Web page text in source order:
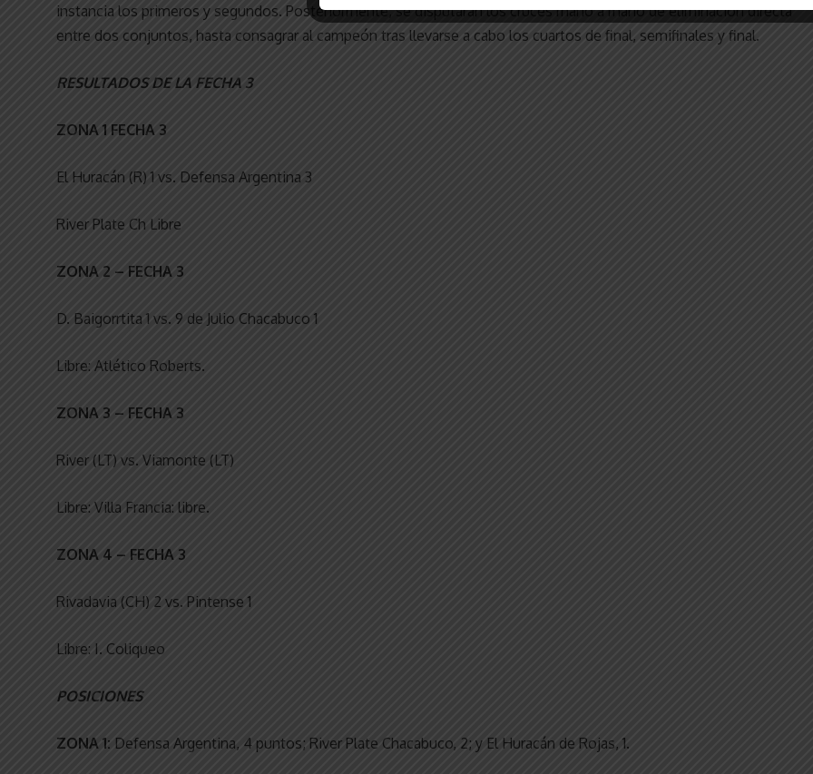
instancia los primeros y segundos. Posteriormente, se disputarán los cruces mano a mano de eliminación directa
entre dos conjuntos, hasta consagrar al campeón tras llevarse a cabo los cuartos de final, semifinales y final.
RESULTADOS DE LA FECHA 3
ZONA 1 FECHA 3
El Huracán (R) 1 vs. Defensa Argentina 3
River Plate Ch Libre
ZONA 2 – FECHA 3
D. Baigorrtita 1 vs. 9 de Julio Chacabuco 1
Libre: Atlético Roberts.
ZONA 3 – FECHA 3
River (LT) vs. Viamonte (LT)
Libre: Villa Francia: libre.
ZONA 4 – FECHA 3
Rivadavia (CH) 2 vs. Pintense 1
Libre: I. Coliqueo
POSICIONES
ZONA 1: Defensa Argentina, 4 puntos; River Plate Chacabuco, 2; y El Huracán de Rojas, 1.